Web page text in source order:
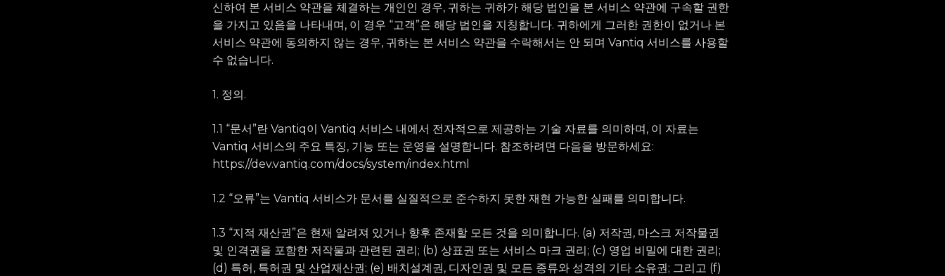
신하여 본 서비스 약관을 체결하는 개인인 경우, 귀하는 귀하가 해당 법인을 본 서비스 약관에 구속할 권한
을 가지고 있음을 나타내며, 이 경우 “고객”은 해당 법인을 지칭합니다. 귀하에게 그러한 권한이 없거나 본
서비스 약관에 동의하지 않는 경우, 귀하는 본 서비스 약관을 수락해서는 안 되며 Vantiq 서비스를 사용할
수 없습니다.
1. 정의.
1.1 “문서”란 Vantiq이 Vantiq 서비스 내에서 전자적으로 제공하는 기술 자료를 의미하며, 이 자료는
Vantiq 서비스의 주요 특징, 기능 또는 운영을 설명합니다. 참조하려면 다음을 방문하세요:
https://dev.vantiq.com/docs/system/index.html
1.2 “오류”는 Vantiq 서비스가 문서를 실질적으로 준수하지 못한 재현 가능한 실패를 의미합니다.
1.3 “지적 재산권”은 현재 알려져 있거나 향후 존재할 모든 것을 의미합니다. (a) 저작권, 마스크 저작물권
및 인격권을 포함한 저작물과 관련된 권리; (b) 상표권 또는 서비스 마크 권리; (c) 영업 비밀에 대한 권리;
(d) 특허, 특허권 및 산업재산권; (e) 배치설계권, 디자인권 및 모든 종류와 성격의 기타 소유권; 그리고 (f)